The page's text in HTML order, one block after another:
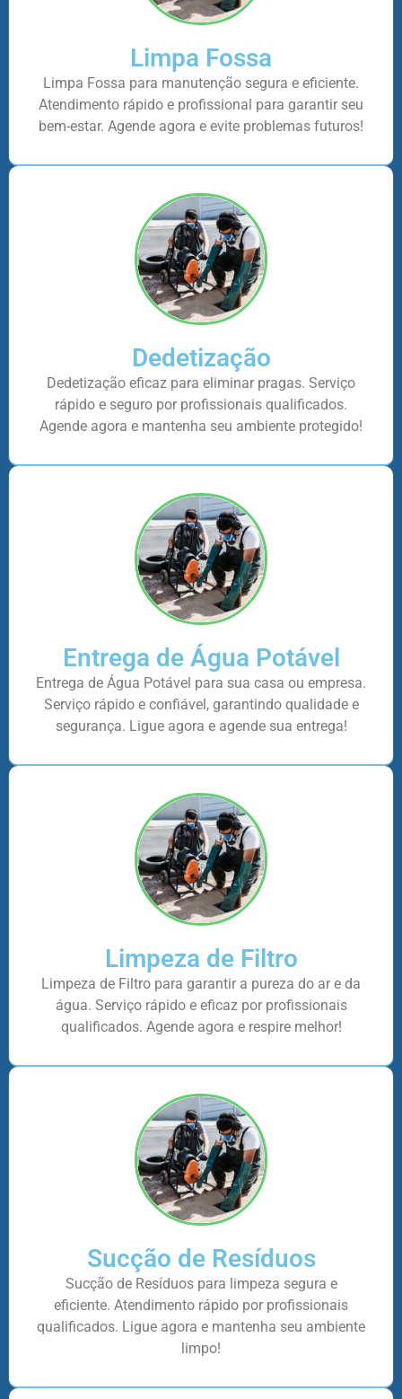
Limpa Fossa
Limpa Fossa para manutenção segura e eficiente.
Atendimento rápido e profissional para garantir seu
bem-estar. Agende agora e evite problemas futuros!
Dedetização
Dedetização eficaz para eliminar pragas. Serviço
rápido e seguro por profissionais qualificados.
Agende agora e mantenha seu ambiente protegido!
Entrega de Água Potável
Entrega de Água Potável para sua casa ou empresa.
Serviço rápido e confiável, garantindo qualidade e
segurança. Ligue agora e agende sua entrega!
Limpeza de Filtro
Limpeza de Filtro para garantir a pureza do ar e da
água. Serviço rápido e eficaz por profissionais
qualificados. Agende agora e respire melhor!
Sucção de Resíduos
Sucção de Resíduos para limpeza segura e
eficiente. Atendimento rápido por profissionais
qualificados. Ligue agora e mantenha seu ambiente
limpo!